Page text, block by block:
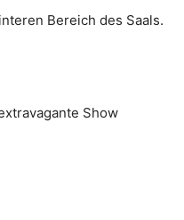
Bereich des Saals.
Show